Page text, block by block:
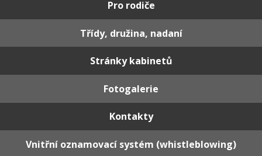
Pro rodiče
Třídy, družina, nadaní
Stránky kabinetů
Fotogalerie
Kontakty
Vnitřní oznamovací systém (whistleblowing)